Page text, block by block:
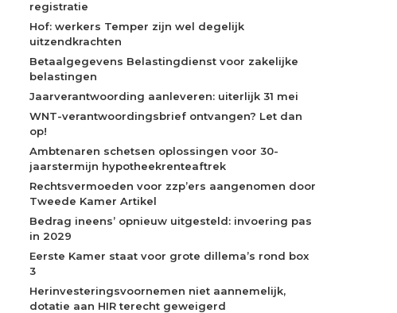
registratie
Hof: werkers Temper zijn wel degelijk
uitzendkrachten
Betaalgegevens Belastingdienst voor zakelijke
belastingen
Jaarverantwoording aanleveren: uiterlijk 31 mei
WNT-verantwoordingsbrief ontvangen? Let dan
op!
Ambtenaren schetsen oplossingen voor 30-
jaarstermijn hypotheekrenteaftrek
Rechtsvermoeden voor zzp’ers aangenomen door
Tweede Kamer Artikel
Bedrag ineens’ opnieuw uitgesteld: invoering pas
in 2029
Eerste Kamer staat voor grote dillema’s rond box
3
Herinvesteringsvoornemen niet aannemelijk,
dotatie aan HIR terecht geweigerd